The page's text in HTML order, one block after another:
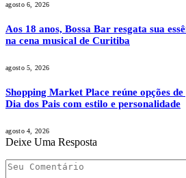
agosto 6, 2026
Aos 18 anos, Bossa Bar resgata sua
na cena musical de Curitiba
agosto 5, 2026
Shopping Market Place reúne opções
Dia dos Pais com estilo e personalidade
agosto 4, 2026
Deixe Uma Resposta